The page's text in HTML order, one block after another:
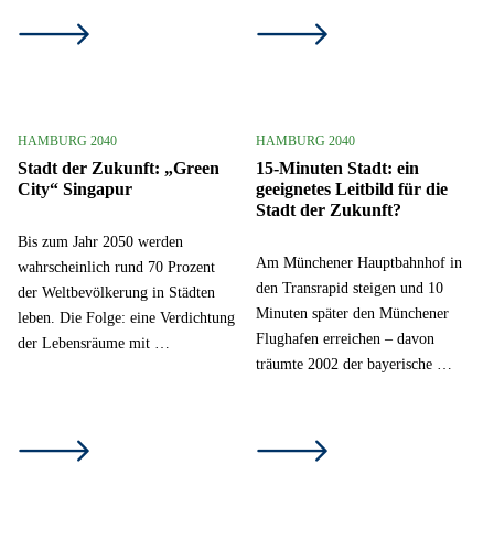
HAMBURG 2040
Stadt der Zukunft: „Green
City“ Singapur
Bis zum Jahr 2050 werden
wahrscheinlich rund 70 Prozent
der Weltbevölkerung in Städten
leben. Die Folge: eine Verdichtung
der Lebensräume mit …
HAMBURG 2040
15-Minuten Stadt: ein
geeignetes Leitbild für die
Stadt der Zukunft?
Am Münchener Hauptbahnhof in
den Transrapid steigen und 10
Minuten später den Münchener
Flughafen erreichen – davon
träumte 2002 der bayerische …